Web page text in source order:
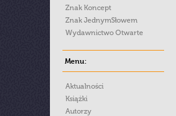
Znak Koncept
Znak JednymSłowem
Wydawnictwo Otwarte
Menu:
Aktualności
Książki
Autorzy